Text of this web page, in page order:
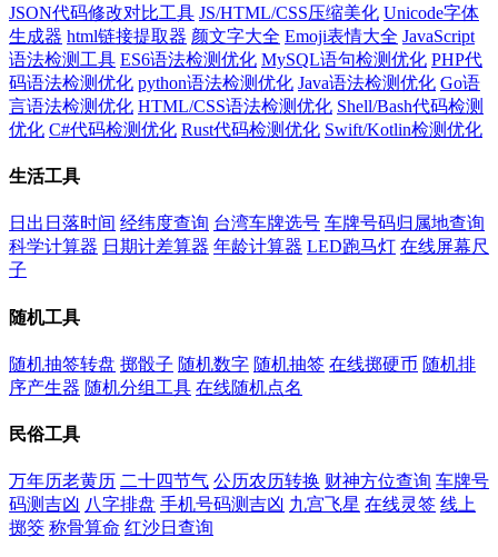
JSON代码修改对比工具 JS/HTML/CSS压缩美化 Unicode字体
生成器 html链接提取器 颜文字大全 Emoji表情大全 JavaScript
语法检测工具 ES6语法检测优化 MySQL语句检测优化 PHP代
码语法检测优化 python语法检测优化 Java语法检测优化 Go语
言语法检测优化 HTML/CSS语法检测优化 Shell/Bash代码检测
优化 C#代码检测优化 Rust代码检测优化 Swift/Kotlin检测优化
生活工具
日出日落时间 经纬度查询 台湾车牌选号 车牌号码归属地查询
科学计算器 日期计差算器 年龄计算器 LED跑马灯 在线屏幕尺
子
随机工具
随机抽签转盘 掷骰子 随机数字 随机抽签 在线掷硬币 随机排
序产生器 随机分组工具 在线随机点名
民俗工具
万年历老黄历 二十四节气 公历农历转换 财神方位查询 车牌号
码测吉凶 八字排盘 手机号码测吉凶 九宫飞星 在线灵签 线上
掷筊 称骨算命 红沙日查询